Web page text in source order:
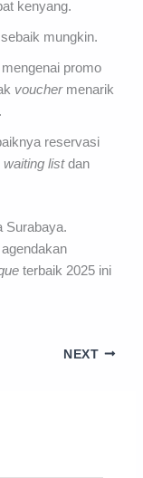
kenyang.
mungkin.
promo
vouchermenarik
reservasi
waiting listdan
Surabaya.
terbaik 2025 ini
NEXT